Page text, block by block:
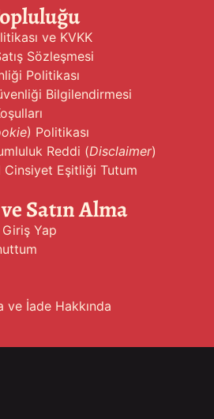
ve KVKK
Sözleşmesi
Politikası
Bilgilendirmesi
) Politikası
Reddi (Disclaimer)
Cinsiyet Eşitliği Tutum
Satın Alma
Yap
ve İade Hakkında